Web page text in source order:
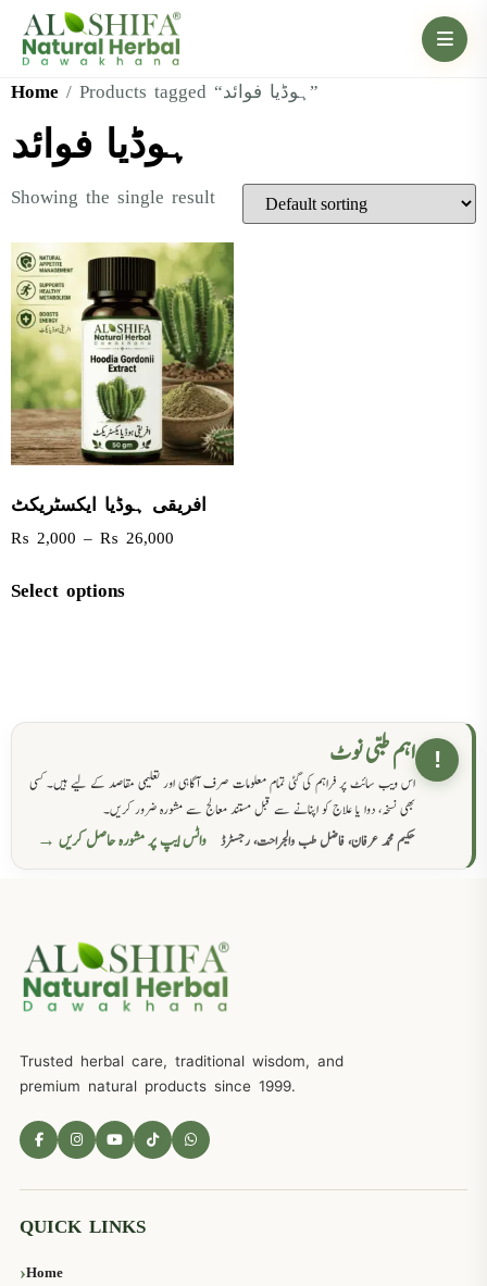
Home / Products tagged “ہوڈیا فوائد”
ہوڈیا فوائد
Showing the single result
افریقی ہوڈیا ایکسٹریکٹ
₨ 2,000 – ₨ 26,000
Select options
! اہم طبی نوٹ
اس ویب سائٹ پر فراہم کی گئی تمام معلومات صرف آگاہی اور تعلیمی مقاصد کے لیے ہیں۔ کسی
بھی نسخہ، دوا یا علاج کو اپنانے سے قبل مستند معالج سے مشورہ ضرور کریں۔
حکیم محمد عرفان، فاضل طب والجراحت، رجسٹرڈ
واٹس ایپ پر مشورہ حاصل کریں →
Trusted herbal care, traditional wisdom, and
premium natural products since 1999.
QUICK LINKS
Home